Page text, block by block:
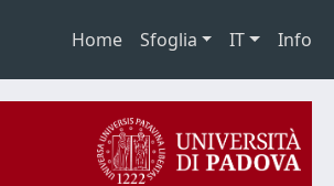
Home Sfoglia IT Info